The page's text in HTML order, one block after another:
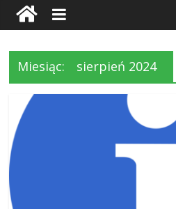
Miesiąc: sierpień 2024